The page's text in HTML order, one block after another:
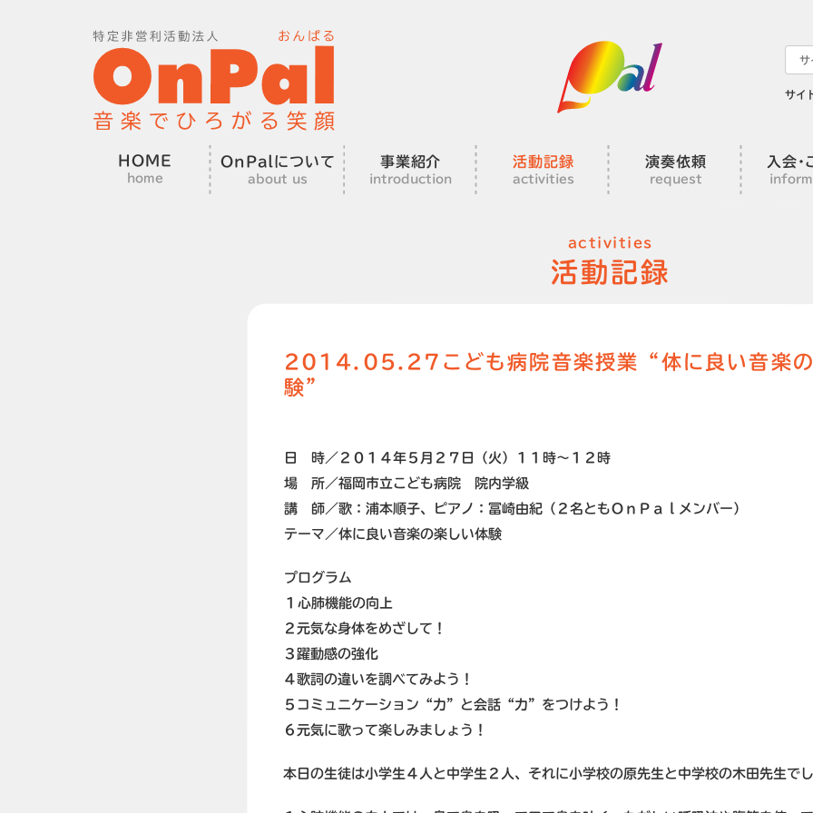
サイ
HOME
home
OnPalについて
about us
事業紹介
introduction
活動記録
activities
演奏依頼
request
入会･
activities
活動記録
2014.05.27こども病院音楽授業“体に良い音楽の
験”
日 時／２０１４年５月２７日（火）１１時～１２時
場 所／福岡市立こども病院 院内学級
講 師／歌：浦本順子、ピアノ：冨崎由紀（２名ともＯｎＰａｌメンバー）
テーマ／体に良い音楽の楽しい体験
プログラム
１心肺機能の向上
２元気な身体をめざして！
３躍動感の強化
４歌詞の違いを調べてみよう！
５コミュニケーション“力”と会話“力”をつけよう！
６元気に歌って楽しみましょう！
本日の生徒は小学生４人と中学生２人、それに小学校の原先生と中学校の木田先生で